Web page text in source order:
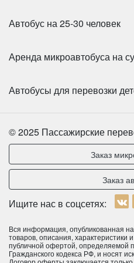
Класс:
Цена от:
HIGER
Автобус на 25-30 человек
Аренда микроавтобуса на
Автобусы для перевозки
© 2025 Пассажирские
Заказ
Заказ
Ищите нас в соцсетях:
Вся информация, опубликованная
товаров, описания, характеристики
публичной офертой, определяемой
Гражданского кодекса РФ, и носят